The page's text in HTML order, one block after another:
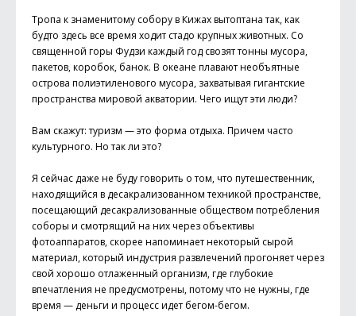
Тропа к знаменитому собору в Кижах вытоптана так, как
будто здесь все время ходит стадо крупных животных. Со
священной горы Фудзи каждый год свозят тонны мусора,
пакетов, коробок, банок. В океане плавают необъятные
острова полиэтиленового мусора, захватывая гигантские
пространства мировой акватории. Чего ищут эти люди?
Вам скажут: туризм — это форма отдыха. Причем часто
культурного. Но так ли это?
Я сейчас даже не буду говорить о том, что путешественник,
находящийся в десакрализованном техникой пространстве,
посещающий десакрализованные обществом потребления
соборы и смотрящий на них через объективы
фотоаппаратов, скорее напоминает некоторый сырой
материал, который индустрия развлечений прогоняет через
свой хорошо отлаженный организм, где глубокие
впечатления не предусмотрены, потому что не нужны, где
время — деньги и процесс идет бегом-бегом.